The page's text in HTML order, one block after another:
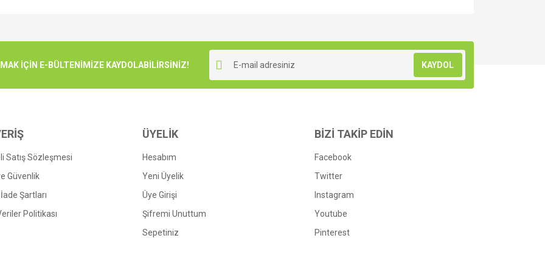
Gönder
İÇİN E-BÜLTENİMİZE KAYDOLABİLİRSİNİZ! KAYDOL
Satış Sözleşmesi
Güvenlik
Şartları
Politikası
ÜYELİK
Hesabım
Yeni Üyelik
Üye Girişi
Şifremi Unuttum
Sepetiniz
BİZİ TAKİP EDİN
Facebook
Twitter
Instagram
Youtube
Pinterest